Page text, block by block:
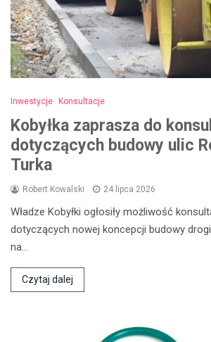
Inwestycje Konsultacje
Kobyłka zaprasza do
dotyczących budowy ulic
Turka
Robert Kowalski 24 lipca 2026
Władze Kobyłki ogłosiły możliwość
dotyczących nowej koncepcji budowy
na…
Czytaj dalej